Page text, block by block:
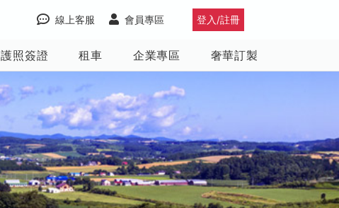
登入/註冊
會員專區
線上客服
護照簽證 租車 企業專區 奢華訂製